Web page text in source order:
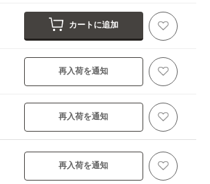
カートに追加
再入荷を通知
再入荷を通知
再入荷を通知